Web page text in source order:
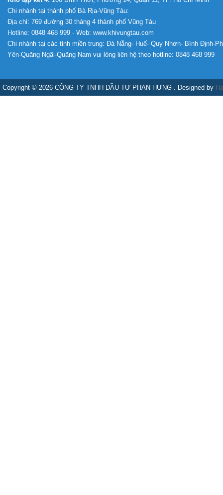
Chi nhánh tại thành phố Bà Rịa-Vũng Tàu:
Địa chỉ: 769 đường 30 tháng 4 thành phố Vũng Tàu
Hotline: 0848 468 999 - Web: www.khivungtau.com
Chi nhánh tại các tỉnh miền trung: Đà Nẵng- Huế- Quy Nhơn- Bình Định-
Yên-Quãng Ngãi-Quãng Nam vui lòng liên hệ theo hotline: 0848 468 999
Copyright © 2026 CÔNG TY TNHH ĐẦU TƯ PHAN HƯNG . Designed by